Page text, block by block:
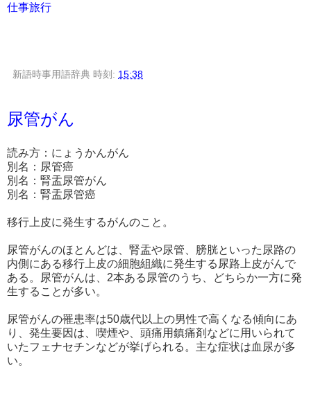
仕事旅行
新語時事用語辞典 時刻: 15:38
尿管がん
読み方：にょうかんがん
別名：尿管癌
別名：腎盂尿管がん
別名：腎盂尿管癌
移行上皮に発生するがんのこと。
尿管がんのほとんどは、腎盂や尿管、膀胱といった尿路の
内側にある移行上皮の細胞組織に発生する尿路上皮がんで
ある。尿管がんは、2本ある尿管のうち、どちらか一方に発
生することが多い。
尿管がんの罹患率は50歳代以上の男性で高くなる傾向にあ
り、発生要因は、喫煙や、頭痛用鎮痛剤などに用いられて
いたフェナセチンなどが挙げられる。主な症状は血尿が多
い。